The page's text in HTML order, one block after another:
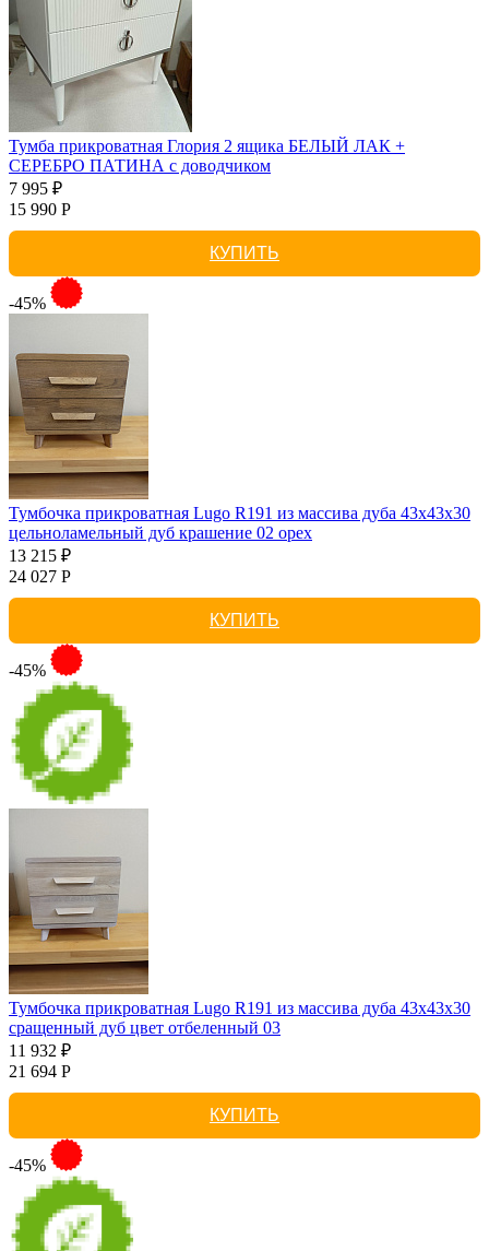
Тумба прикроватная Глория 2 ящика БЕЛЫЙ ЛАК +
СЕРЕБРО ПАТИНА с доводчиком
7 995 ₽
15 990 Р
КУПИТЬ
-45%
Тумбочка прикроватная Lugo R191 из массива дуба 43х43х30
цельноламельный дуб крашение 02 орех
13 215 ₽
24 027 Р
КУПИТЬ
-45%
Тумбочка прикроватная Lugo R191 из массива дуба 43х43х30
сращенный дуб цвет отбеленный 03
11 932 ₽
21 694 Р
КУПИТЬ
-45%